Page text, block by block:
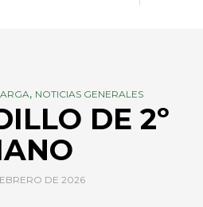
, NOTICIAS GENERALES
DE 2º
DE 2026